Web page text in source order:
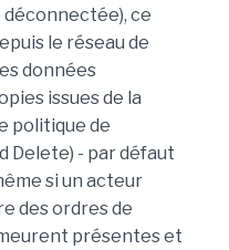
déconnectée), ce
le réseau de
données
issues de la
politique de
Delete) - par défaut
si un acteur
des ordres de
présentes et